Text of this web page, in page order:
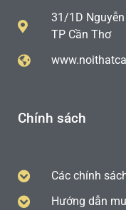
31/1D Nguyễn
TP Cần Thơ
Chính sách
Các chính
Hướng dẫn